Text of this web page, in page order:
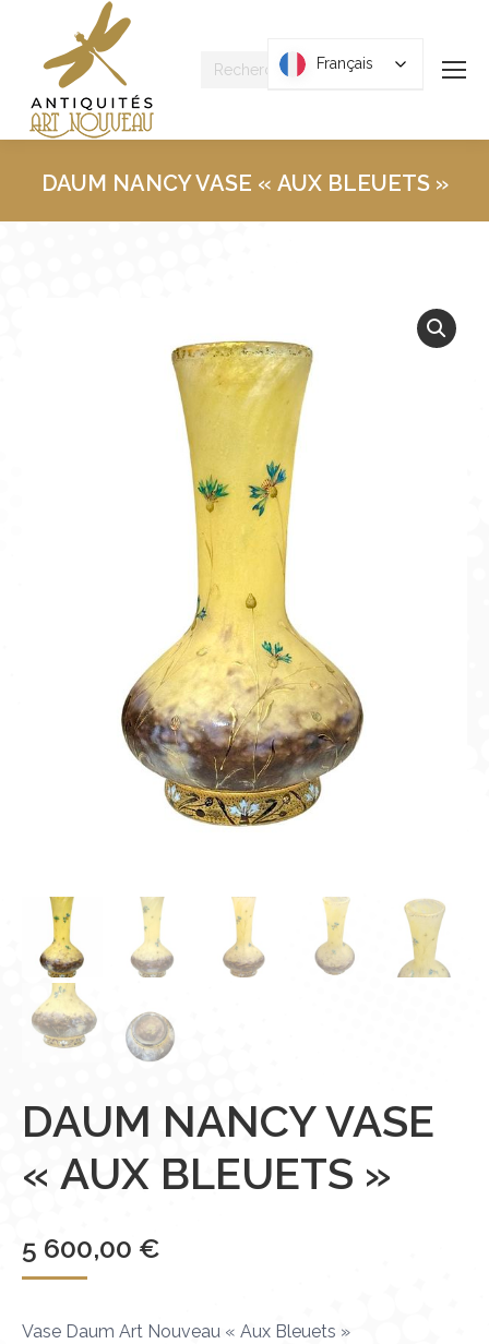
Recherche
DAUM NANCY VASE « AUX BLEUETS »
DAUM NANCY VASE
« AUX BLEUETS »
5 600,00 €
Vase Daum Art Nouveau « Aux Bleuets »
Français
Français